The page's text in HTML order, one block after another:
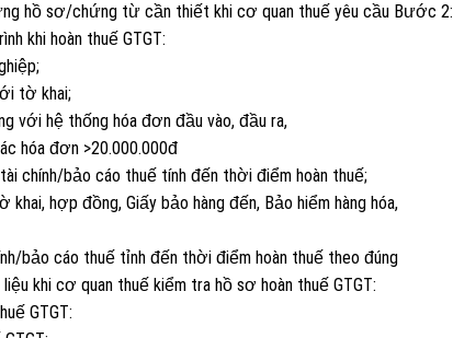
hồ sơ/chứng từ cần thiết khi cơ quan thuế yêu cầu Bước 2:
khi hoàn thuế GTGT:
tờ khai;
với hệ thống hóa đơn đầu vào, đầu ra,
hóa đơn >20.000.000đ
chính/bảo cáo thuế tính đến thời điểm hoàn thuế;
hợp đồng, Giấy bảo hàng đến, Bảo hiểm hàng hóa,
bảo cáo thuế tỉnh đến thời điểm hoàn thuế theo đúng
khi cơ quan thuế kiểm tra hồ sơ hoàn thuế GTGT:
GTGT: